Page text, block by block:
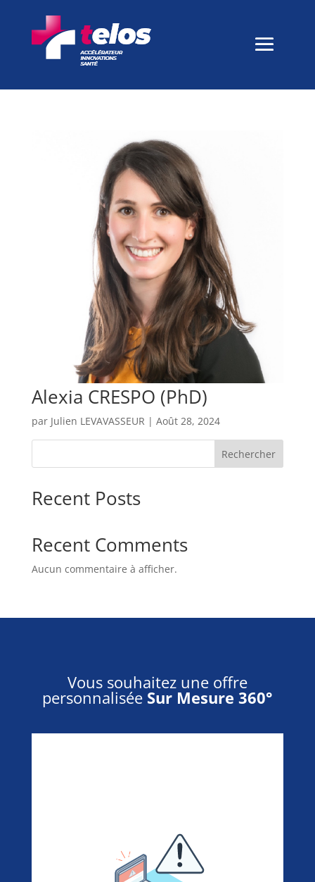
Alexia CRESPO (PhD)
par Julien LEVAVASSEUR | Août 28, 2024
Rechercher
Recent Posts
Recent Comments
Aucun commentaire à afficher.
Vous souhaitez une offre
personnalisée Sur Mesure 360°